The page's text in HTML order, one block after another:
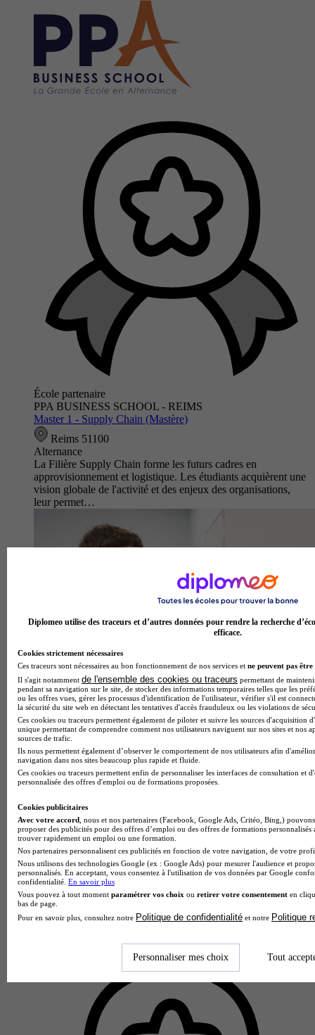
École partenaire
PPA BUSINESS SCHOOL - REIMS
Master 1 - Supply Chain (Mastère)
Reims 51100
Alternance
La Filière Supply Chain forme les futurs cadres en
approvisionnement et logistique. Les étudiants acquièrent une
vision globale de l'activité et des enjeux des organisations,
leur permet…
Diplomeo utilise des traceurs et d’autres données pour rendre la recherche
efficace.
Cookies strictement nécessaires
Ces traceurs sont nécessaires au bon fonctionnement de nos services et ne peuvent pas être
Il s'agit notamment de l'ensemble des cookies ou traceurs permettant de
pendant sa navigation sur le site, de stocker des informations temporaires telles que les
ou les offres vues, gérer les processus d'identification de l'utilisateur, vérifier s'il est
la sécurité du site web en détectant les tentatives d'accès frauduleux ou les violations de
Ces cookies ou traceurs permettent également de piloter et suivre les sources d'acquisition
unique permettant de comprendre comment nos utilisateurs naviguent sur nos sites et nos
sources de trafic.
Ils nous permettent également d’observer le comportement de nos utilisateurs afin
navigation dans nos sites beaucoup plus rapide et fluide.
Ces cookies ou traceurs permettent enfin de personnaliser les interfaces de consultation et
personnalisée des offres d'emploi ou de formations proposées.
Cookies publicitaires
Avec votre accord , nous et nos partenaires (Facebook, Google Ads, Critéo, Bing,)
proposer des publicités pour des offres d’emploi ou des offres de formations
trouver rapidement un emploi ou une formation.
Nos partenaires personnalisent ces publicités en fonction de votre navigation, de votre
Nous utilisons des technologies Google (ex : Google Ads) pour mesurer l'audience et
personnalisés. En acceptant, vous consentez à l'utilisation de vos données par Google
confidentialité. En savoir plus
Vous pouvez à tout moment paramétrer vos choix ou retirer votre consentement en
bas de page.
Pour en savoir plus, consultez notre Politique de confidentialité et notre Politique
Personnaliser mes choix Tout